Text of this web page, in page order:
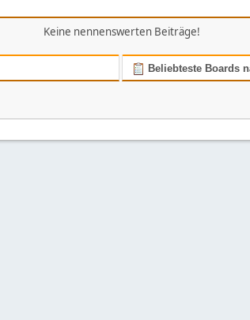
Keine nennenswerten Beiträge!
Beliebteste Boards